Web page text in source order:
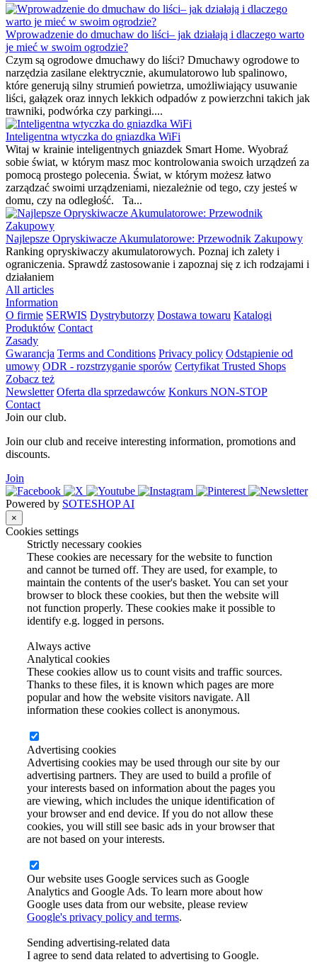
Wprowadzenie do dmuchaw do liści– jak działają i dlaczego warto
je mieć w swoim ogrodzie?
Czym są ogrodowe dmuchawy do liści? Dmuchawy ogrodowe to
narzędzia zasilane elektrycznie, akumulatorowo lub spalinowo,
które generują silny strumień powietrza, umożliwiający usuwanie
liści, gałązek oraz innych lekkich odpadów z powierzchni takich jak
trawniki, podwórka czy parkingi....
Inteligentna wtyczka do gniazdka WiFi
Witaj w krainie inteligentnych gniazdek Smart Home. Wyobraź
sobie świat, w którym masz moc kontrolowania swoich urządzeń za
pomocą prostego polecenia. Świat, w którym możesz łatwo
zarządzać swoimi urządzeniami, niezależnie od tego, czy jesteś w
domu, czy na odległość. Ta...
Najlepsze Opryskiwacze Akumulatorowe: Przewodnik Zakupowy
Ranking opryskiwaczy akumulatorowych. Poznaj ich zalety i
ograniczenia. Sprawdź zastosowanie i zapoznaj się z ich rodzajami i
działaniem
All articles
Information
O firmie SERWIS Dystrybutorzy Dostawa towaru Katalogi
Produktów Contact
Zasady
Gwarancja Terms and Conditions Privacy policy Odstąpienie od
umowy ODR - rozstrzyganie sporów Certyfikat Trusted Shops
Zobacz też
Newsletter Oferta dla sprzedawców Konkurs NON-STOP
Contact
Join our club.
Join our club and receive interesting information, promotions and
discounts.
Join
Powered by SOTESHOP AI
×
Cookies settings
Strictly necessary cookies
These cookies are necessary for the website to function
and cannot be turned off. They are used, for example, to
maintain the contents of the user's basket. You can set your
browser to block these cookies, but then the website will
not function properly. These cookies make it possible to
identify e.g. logged in persons.
Always active
Analytical cookies
These cookies allow us to count visits and traffic sources.
Thanks to these files, it is known which pages are more
popular and how the website visitors navigate. All
information these cookies collect is anonymous.
Advertising cookies
Advertising cookies may be used through our site by our
advertising partners. They are used to build a profile of
your interests based on information about the pages you
are viewing, which includes the unique identification of
your browser and end device. If you do not allow these
cookies, you will still see basic ads in your browser that
are not based on your interests.
Our website uses Google services such as Google
Analytics and Google Ads. To learn more about how
Google uses data from our website, please review
Google's privacy policy and terms.
Sending advertising-related data
I agree to send data related to advertising to Google.